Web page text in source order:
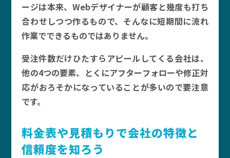
ージは本来、Webデザイナーが顧客と幾度も打ち
合わせしつつ作るもので、そんなに短期間に流れ
作業でできるものではありません。
受注件数だけひたすらアピールしてくる会社は、
他の4つの要素、とくにアフターフォローや修正対
応がおろそかになっていることが多いので要注意
です。
料金表や見積もりで会社の特徴と
信頼度を知ろう